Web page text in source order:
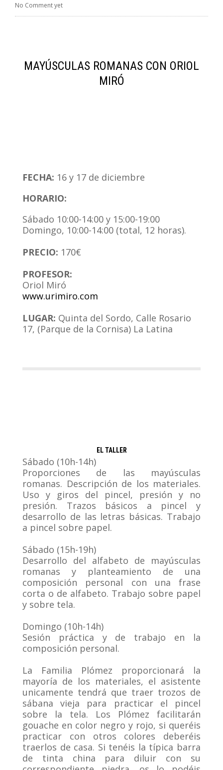
No Comment yet
MAYÚSCULAS ROMANAS CON ORIOL
MIRÓ
FECHA: 16 y 17 de diciembre
HORARIO:
Sábado 10:00-14:00 y 15:00-19:00
Domingo, 10:00-14:00 (total, 12 horas).
PRECIO: 170€
PROFESOR:
Oriol Miró
www.urimiro.com
LUGAR: Quinta del Sordo, Calle Rosario
17, (Parque de la Cornisa) La Latina
EL TALLER
Sábado (10h-14h)
Proporciones de las mayúsculas
romanas. Descripción de los materiales.
Uso y giros del pincel, presión y no
presión. Trazos básicos a pincel y
desarrollo de las letras básicas. Trabajo
a pincel sobre papel.
Sábado (15h-19h)
Desarrollo del alfabeto de mayúsculas
romanas y planteamiento de una
composición personal con una frase
corta o de alfabeto. Trabajo sobre papel
y sobre tela.
Domingo (10h-14h)
Sesión práctica y de trabajo en la
composición personal.
La Familia Plómez proporcionará la
mayoría de los materiales, el asistente
unicamente tendrá que traer trozos de
sábana vieja para practicar el pincel
sobre la tela. Los Plómez facilitarán
gouache en color negro y rojo, si queréis
practicar con otros colores deberéis
traerlos de casa. Si tenéis la típica barra
de tinta china para diluir con su